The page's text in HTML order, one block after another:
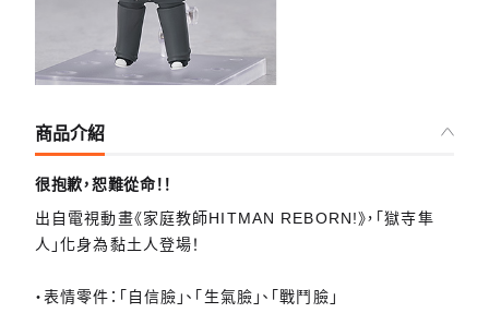
商品介紹
很抱歉，恕難從命！！
出自電視動畫《家庭教師HITMAN REBORN!》，「獄寺隼
人」化身為黏土人登場！
・表情零件：「自信臉」、「生氣臉」、「戰鬥臉」